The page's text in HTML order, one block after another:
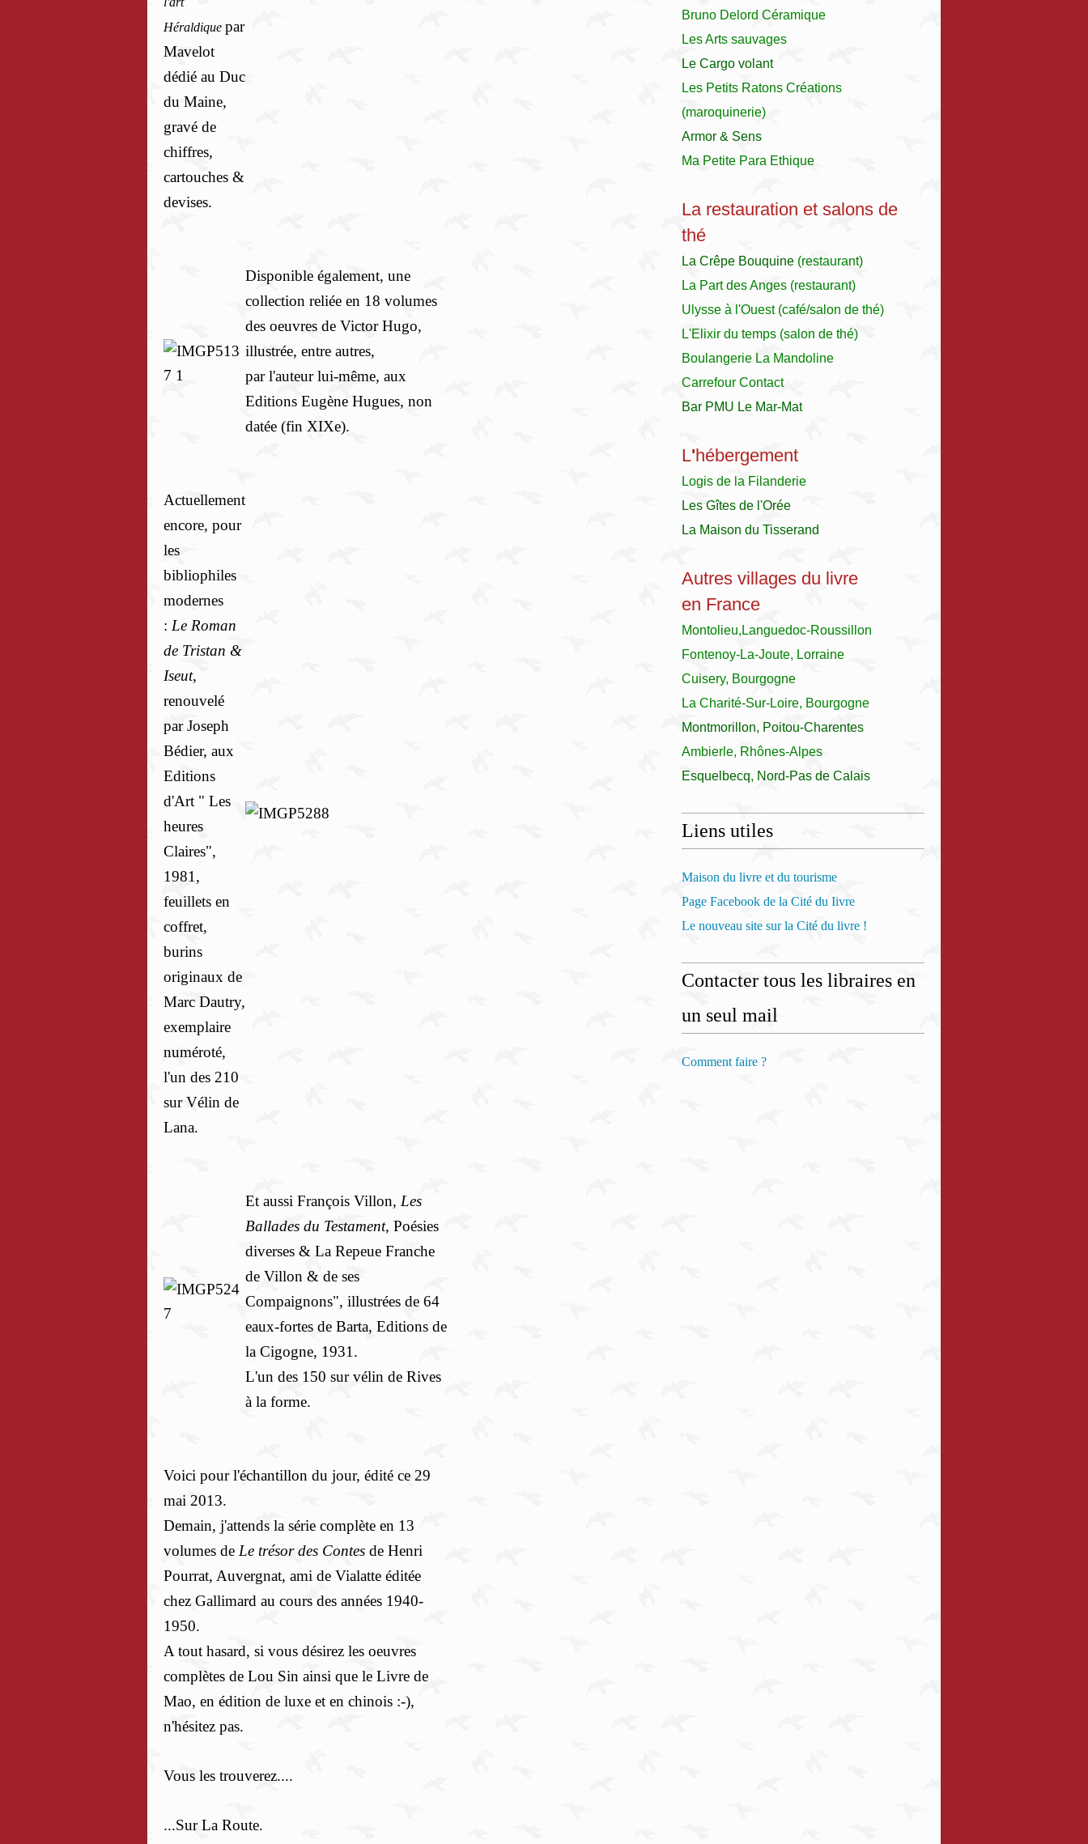
Héraldique par
Mavelot
dédié au Duc
du Maine,
gravé de
chiffres,
cartouches &
devises.
Disponible également, une
collection reliée en 18 volumes
des oeuvres de Victor Hugo,
illustrée, entre autres,
par l'auteur lui-même, aux
Editions Eugène Hugues, non
datée (fin XIXe).
Actuellement
encore, pour
les
bibliophiles
modernes
: Le Roman
de Tristan &
Iseut,
renouvelé
par Joseph
Bédier, aux
Editions
d'Art " Les
heures
Claires",
1981,
feuillets en
coffret,
burins
originaux de
Marc Dautry,
exemplaire
numéroté,
l'un des 210
sur Vélin de
Lana.
Et aussi François Villon, Les
Ballades du Testament, Poésies
diverses & La Repeue Franche
de Villon & de ses
Compaignons", illustrées de 64
eaux-fortes de Barta, Editions de
la Cigogne, 1931.
L'un des 150 sur vélin de Rives
à la forme.
Voici pour l'échantillon du jour, édité ce 29
mai 2013.
Demain, j'attends la série complète en 13
volumes de Le trésor des Contes de Henri
Pourrat, Auvergnat, ami de Vialatte éditée
chez Gallimard au cours des années 1940-
1950.
A tout hasard, si vous désirez les oeuvres
complètes de Lou Sin ainsi que le Livre de
Mao, en édition de luxe et en chinois :-),
n'hésitez pas.
Vous les trouverez....
...Sur La Route.
Bruno Delord Céramique
Les Arts sauvages
Le Cargo volant
Les Petits Ratons Créations
(maroquinerie)
Armor & Sens
Ma Petite Para Ethique
La restauration et salons de
thé
La Crêpe Bouquine (restaurant)
La Part des Anges (restaurant)
Ulysse à l'Ouest(café/salon de thé)
L'Elixir du temps (salon de thé)
Boulangerie La Mandoline
Carrefour Contact
Bar PMU Le Mar-Mat
L'hébergement
Logis de la Filanderie
Les Gîtes de l'Orée
La Maison du Tisserand
Autres villages du livre
en France
Montolieu,Languedoc-Roussillon
Fontenoy-La-Joute, Lorraine
Cuisery, Bourgogne
La Charité-Sur-Loire, Bourgogne
Montmorillon, Poitou-Charentes
Ambierle, Rhônes-Alpes
Esquelbecq, Nord-Pas de Calais
Liens utiles
Maison du livre et du tourisme
Page Facebook de la Cité du Iivre
Le nouveau site sur la Cité du livre !
Contacter tous les libraires en
un seul mail
Comment faire ?